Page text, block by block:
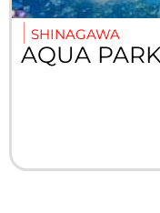
SHINAGAWA
AQUA